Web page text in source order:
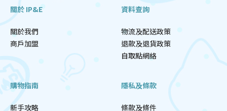
關於 IP&E
關於我們
商戶加盟
資料查詢
物流及配送政策
退款及退貨政策
自取點網絡
購物指南
新手攻略
隱私及條款
條款及條件